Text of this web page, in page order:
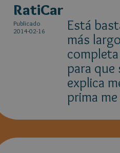
RatiCar
Publicado
2014-02-16
Está
más
para que
explica
prima